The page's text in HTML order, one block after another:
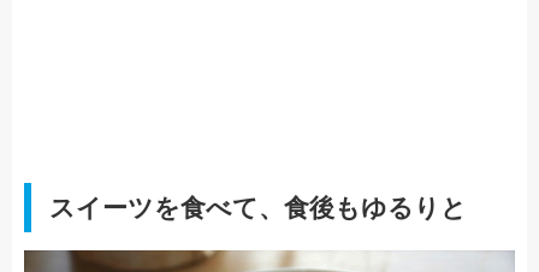
スイーツを食べて、食後もゆるりと